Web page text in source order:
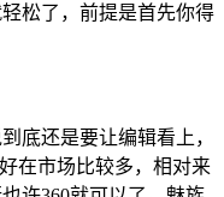
松了，前提是首先你得
底还是要让编辑看上，
在市场比较多，相对来